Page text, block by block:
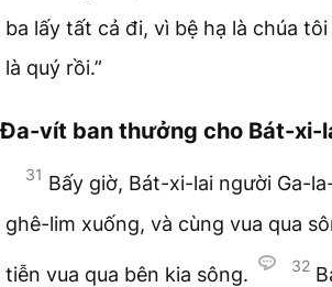
ba lấy tất cả đi, vì bệ hạ là chúa
là quý rồi.”
Đa-vít ban thưởng cho Bát-xi-
31 Bấy giờ, Bát-xi-lai người Ga-
ghê-lim xuống, và cùng vua qua
tiễn vua qua bên kia sông. 32